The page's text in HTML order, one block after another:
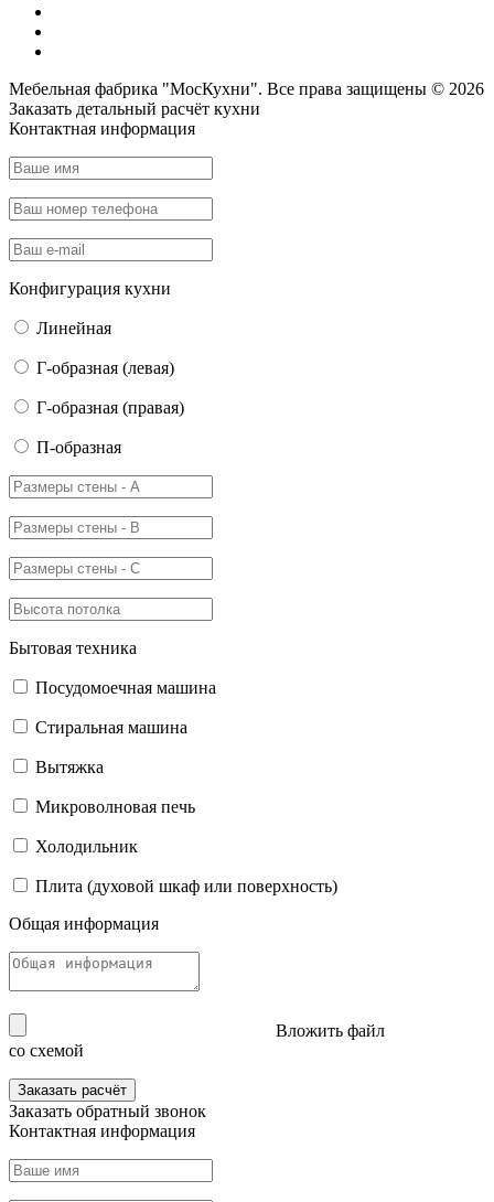
Мебельная фабрика "МосКухни". Все права защищены © 2026
Заказать детальный расчёт кухни
Контактная информация
Конфигурация кухни
Линейная
Г-образная (левая)
Г-образная (правая)
П-образная
Бытовая техника
Посудомоечная машина
Стиральная машина
Вытяжка
Микроволновая печь
Холодильник
Плита (духовой шкаф или поверхность)
Общая информация
Вложить файл
со схемой
Заказать расчёт
Заказать обратный звонок
Контактная информация